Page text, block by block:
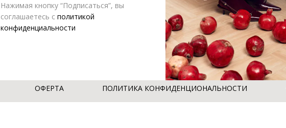
Жилет V|L черный
9,800.00₽ 3,920.00
Жилет V|L шоколадный
9,800.00₽ 3,920.00₽
ОФЕРТА ПОЛИТИКА КОНФИДЕНЦИОНАЛЬНОСТИ
Нажимая кнопку “Подписаться”, вы
соглашаетесь с политикой
конфиденциальности